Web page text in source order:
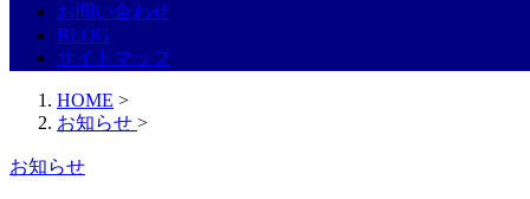
お問い合わせ
BLOG
サイトマップ
HOME >
お知らせ >
お知らせ